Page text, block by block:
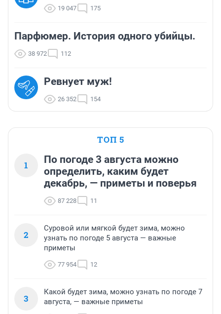
19 047 175
Парфюмер. История одного убийцы.
38 972 112
Ревнует муж!
26 352 154
ТОП 5
1
По погоде 3 августа можно
определить, каким будет
декабрь, — приметы и поверья
87 228 11
2
Суровой или мягкой будет зима, можно
узнать по погоде 5 августа — важные
приметы
77 954 12
3
Какой будет зима, можно узнать по погоде 7
августа, — важные приметы